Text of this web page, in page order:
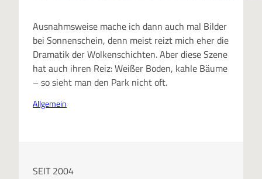
Ausnahmsweise mache ich dann auch mal Bilder
bei Sonnenschein, denn meist reizt mich eher die
Dramatik der Wolkenschichten. Aber diese Szene
hat auch ihren Reiz: Weißer Boden, kahle Bäume
– so sieht man den Park nicht oft.
Allgemein
SEIT 2004